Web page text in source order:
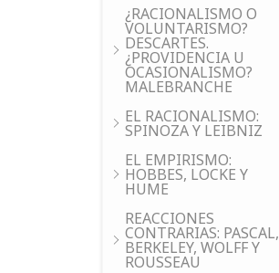
¿RACIONALISMO O
VOLUNTARISMO?
DESCARTES.
¿PROVIDENCIA U
OCASIONALISMO?
MALEBRANCHE
EL RACIONALISMO:
SPINOZA Y LEIBNIZ
EL EMPIRISMO:
HOBBES, LOCKE Y
HUME
REACCIONES
CONTRARIAS: PASCAL,
BERKELEY, WOLFF Y
ROUSSEAU